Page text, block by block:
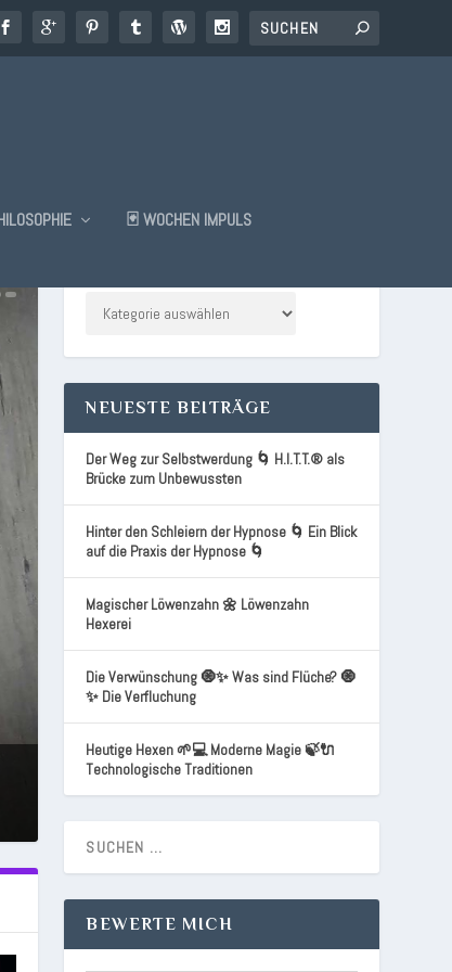
🃏 WOCHEN IMPULS
NEUESTE BEITRÄGE
Der Weg zur Selbstwerdung 🌀 H.I.T.T.® als
Brücke zum Unbewussten
Hinter den Schleiern der Hypnose 🌀 Ein Blick
auf die Praxis der Hypnose 🌀
Magischer Löwenzahn 🌼 Löwenzahn
Hexerei
Die Verwünschung 🧿✨ Was sind Flüche? 🧿
✨ Die Verfluchung
Heutige Hexen 🌱💻 Moderne Magie 🍃🔌
Technologische Traditionen
BEWERTE MICH